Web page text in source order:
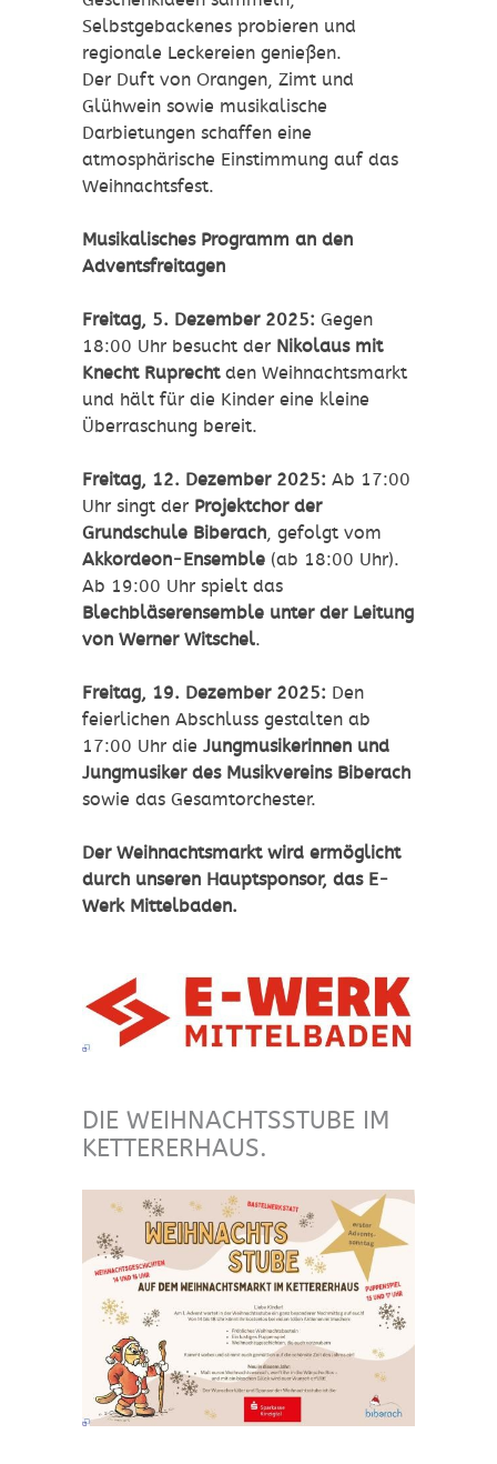
Selbstgebackenes probieren und
regionale Leckereien genießen.
Der Duft von Orangen, Zimt und
Glühwein sowie musikalische
Darbietungen schaffen eine
atmosphärische Einstimmung auf das
Weihnachtsfest.
Musikalisches Programm an den
Adventsfreitagen
Freitag, 5. Dezember 2025: Gegen
18:00 Uhr besucht der Nikolaus mit
Knecht Ruprechtden Weihnachtsmarkt
und hält für die Kinder eine kleine
Überraschung bereit.
Freitag, 12. Dezember 2025: Ab 17:00
Uhr singt der Projektchor der
Grundschule Biberach, gefolgt vom
Akkordeon-Ensemble (ab 18:00 Uhr).
Ab 19:00 Uhr spielt das
Blechbläserensemble unter der Leitung
von Werner Witschel.
Freitag, 19. Dezember 2025: Den
feierlichen Abschluss gestalten ab
17:00 Uhr die Jungmusikerinnen und
Jungmusiker des Musikvereins Biberach
sowie das Gesamtorchester.
Der Weihnachtsmarkt wird ermöglicht
durch unseren Hauptsponsor, das E-
Werk Mittelbaden.
DIE WEIHNACHTSSTUBE IM
KETTERERHAUS.